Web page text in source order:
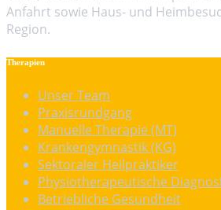
Anfahrt sowie Haus- und
Region.
Therapien
Unser Team
Praxisrundgang
Manuelle Therapie (MT)
Krankengymnastik (KG)
Sektoraler Heilpraktiker
Physiotherapeutische
Betriebliche Gesundheit